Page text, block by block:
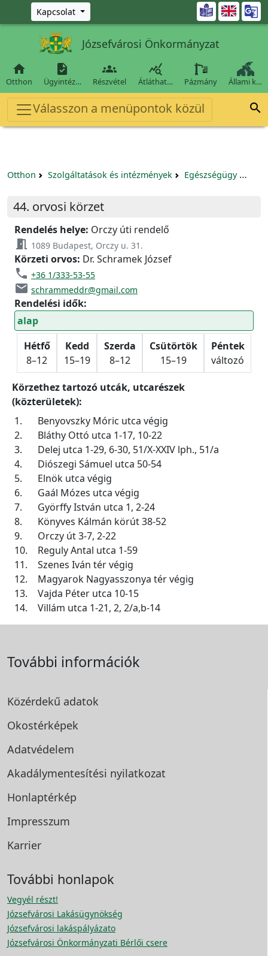
Ugrás a fő tartalomra
Kapcsolat 
Józsefvárosi Önkormányzat

Otthon

Ügyintéz…

Részvétel

Átláthat… Pázmány Állami k…
Válasszon a menüpontok közül 
Otthon Szolgáltatások és intézmények Egészségügy
44. orvosi körzet
Rendelés helye: Orczy úti rendelő
meeting_room 1089 Budapest, Orczy u. 31.
Körzeti orvos: Dr. Schramek József
phone +36 1/333-53-55
email schrammeddr@gmail.com
Rendelési idők:
alap
Hétfő
8–12
Kedd
15–19
Szerda
8–12
Csütörtök
15–19
Péntek
változó
Körzethez tartozó utcák, utcarészek
(közterületek):
1.
Benyovszky Móric utca végig
2.
Bláthy Ottó utca 1-17, 10-22
3.
Delej utca 1-29, 6-30, 51/X-XXIV lph., 51/a
4.
Diószegi Sámuel utca 50-54
5.
Elnök utca végig
6.
Gaál Mózes utca végig
7.
Györffy István utca 1, 2-24
8.
Könyves Kálmán körút 38-52
9.
Orczy út 3-7, 2-22
10.
Reguly Antal utca 1-59
11.
Szenes Iván tér végig
12.
Magyarok Nagyasszonya tér végig
13.
Vajda Péter utca 10-15
14.
Villám utca 1-21, 2, 2/a,b-14
További információk
Közérdekű adatok
Okostérképek
Adatvédelem
Akadálymentesítési nyilatkozat
Honlaptérkép
Impresszum
Karrier
További honlapok
Vegyél részt!
Józsefvárosi Lakásügynökség
Józsefvárosi lakáspályázato
Józsefvárosi Önkormányzati Bérlői csere